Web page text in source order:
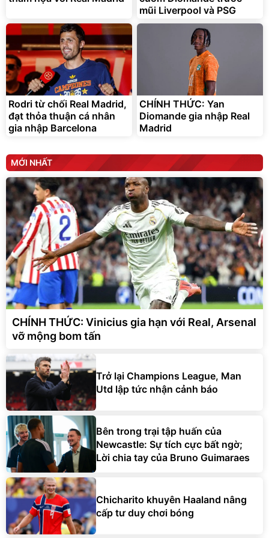
Unilever
mũi Liverpool và PSG
Rodri từ chối Real Madrid,
đạt thỏa thuận cá nhân
gia nhập Barcelona
CHÍNH THỨC: Yan
Diomande gia nhập Real
Madrid
MỚI NHẤT
CHÍNH THỨC: Vinicius gia hạn với Real, Arsenal
vỡ mộng bom tấn
Trở lại Champions League, Man
Utd lập tức nhận cảnh báo
Bên trong trại tập huấn của
Newcastle: Sự tích cực bất ngờ;
Lời chia tay của Bruno Guimaraes
Chicharito khuyên Haaland nâng
cấp tư duy chơi bóng